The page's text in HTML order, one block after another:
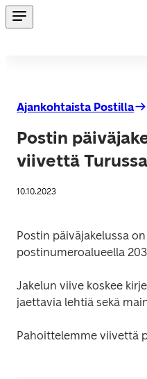
Ajankohtaista Postilla
Postin
viivettä
10.10.2023
Postin päiväjakelussa
postinumeroalueella
Jakelun viive koskee
jaettavia lehtiä sekä
Pahoittelemme viivettä